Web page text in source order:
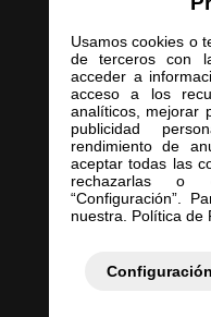
Usamos cookies o
de terceros con
acceder a
acceso a los
analíticos, mejorar
publicidad
rendimiento de
aceptar todas las
rechazarlas
“Configuración”.
nuestra. Política de
Configuración